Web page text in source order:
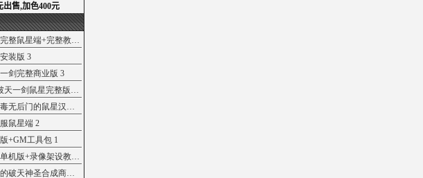
全新破天一剑完整鼠星端+完整教程...
装版 3
剑完整商业版 3
中国Gm基地破天一剑鼠星完整版服...
新破天一剑无毒无后门的鼠星汉化...
鼠星端2
+GM工具包1
破天一剑私服单机版+录像架设教程...
蓝边科技发布的破天神圣合成商业...